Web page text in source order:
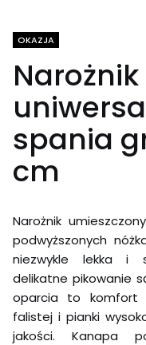
Tagi produktu
OKAZJA
Narożnik
spania
cm
Narożnik
podwyższonych
niezwykle lekka i
delikatne pikowanie
oparcia to komfort
falistej i pianki
jakości. Kanapa